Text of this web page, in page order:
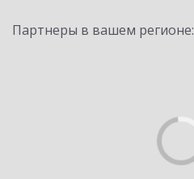
Партнеры в вашем регионе: